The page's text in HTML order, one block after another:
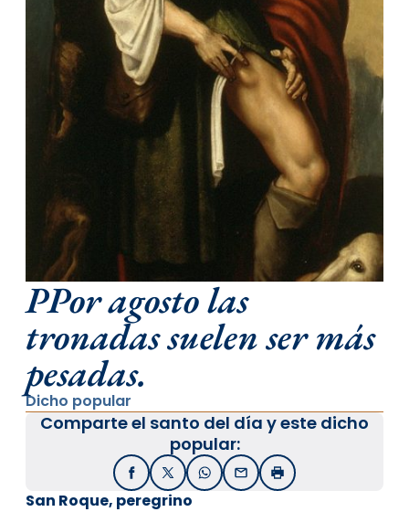
PPor agosto las
tronadas suelen ser más
pesadas.
Dicho popular
Comparte el santo del día y este dicho
popular:
FacebookX / TwitterWhatsApp
EmailImprimir
San Roque, peregrino